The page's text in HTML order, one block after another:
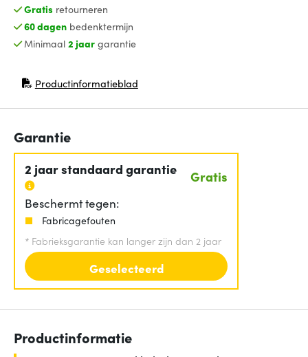
Gratis retourneren
60 dagenbedenktermijn
Minimaal 2 jaargarantie
Productinformatieblad
(opent in nieuw venster)
Garantie
2 jaar standaard garantie Gratis
Beschermt tegen:
Fabricagefouten
* Fabrieksgarantie kan langer zijn dan 2 jaar
Geselecteerd
Productinformatie